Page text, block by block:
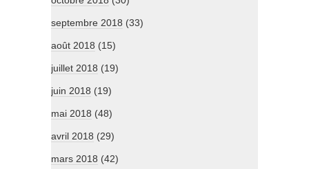
septembre 2018 (33)
août 2018 (15)
juillet 2018 (19)
juin 2018 (19)
mai 2018 (48)
avril 2018 (29)
mars 2018 (42)